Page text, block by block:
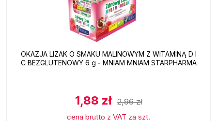
OKAZJA LIZAK O SMAKU MALINOWYM Z WITAMINĄ D I
C BEZGLUTENOWY 6 g - MNIAM MNIAM STARPHARMA
1,88 zł 2,96 zł
cena brutto z VAT za szt.